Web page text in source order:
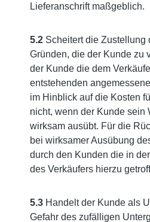
Lieferanschrift maßgeblich.
5.2 Scheitert die Zustellung
Gründen, die der Kunde zu
der Kunde die dem
entstehenden
im Hinblick auf die Kosten
nicht, wenn der Kunde sein
wirksam ausübt. Für die
bei wirksamer Ausübung
durch den Kunden die in
des Verkäufers hierzu
5.3 Handelt der Kunde als
Gefahr des zufälligen